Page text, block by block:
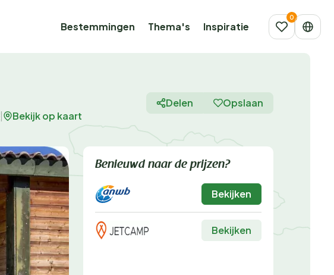
Bestemmingen Thema's Inspiratie
Bekijk op kaart
Delen Opslaan
Benieuwd naar de prijzen?
Bekijken
Bekijken